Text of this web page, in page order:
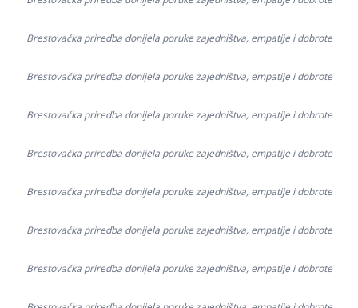
Brestovačka priredba donijela poruke zajedništva, empatije i dobrote
Brestovačka priredba donijela poruke zajedništva, empatije i dobrote
Brestovačka priredba donijela poruke zajedništva, empatije i dobrote
Brestovačka priredba donijela poruke zajedništva, empatije i dobrote
Brestovačka priredba donijela poruke zajedništva, empatije i dobrote
Brestovačka priredba donijela poruke zajedništva, empatije i dobrote
Brestovačka priredba donijela poruke zajedništva, empatije i dobrote